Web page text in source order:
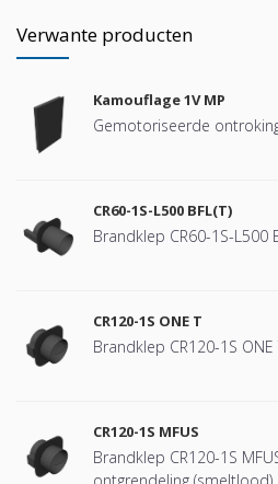
Verwante producten
Kamouflage 1V MP
Gemotoriseerde
CR60-1S-L500 BFL(T)
Brandklep CR60-1S-L500
CR120-1S ONE T
Brandklep CR120-1S
CR120-1S MFUS
Brandklep CR120-1S